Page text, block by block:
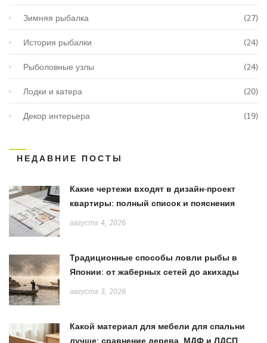
Зимняя рыбалка (27)
История рыбалки (24)
Рыболовные узлы (24)
Лодки и катера (20)
Декор интерьера (19)
НЕДАВНИЕ ПОСТЫ
Какие чертежи входят в дизайн-проект
квартиры: полный список и пояснения
августа 4, 2026
Традиционные способы ловли рыбы в
Японии: от жаберных сетей до акихады
августа 3, 2026
Какой материал для мебели для спальни